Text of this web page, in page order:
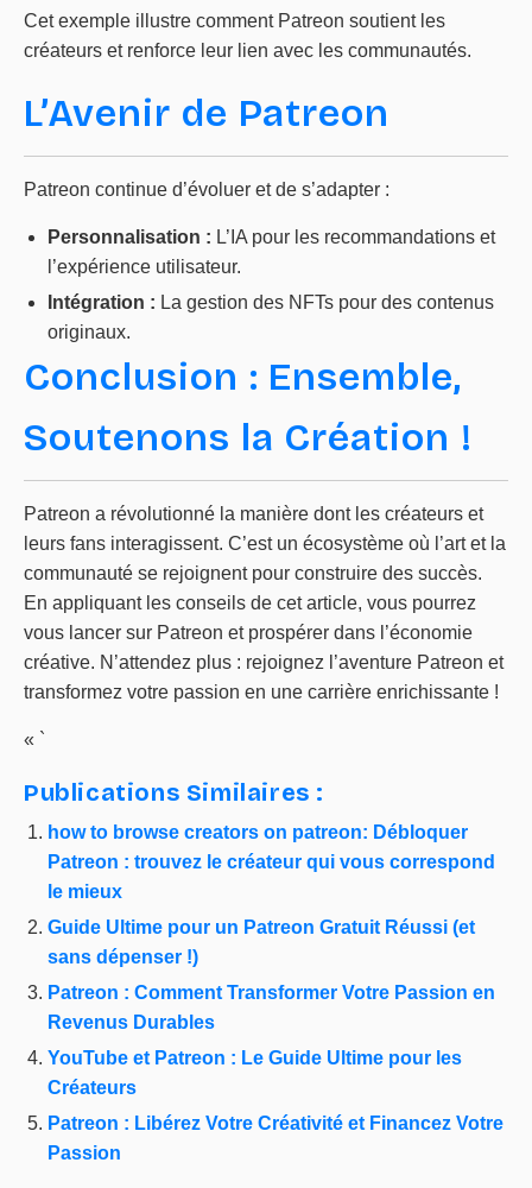
Cet exemple illustre comment Patreon soutient les
créateurs et renforce leur lien avec les communautés.
L’Avenir de Patreon
Patreon continue d’évoluer et de s’adapter :
Personnalisation : L’IA pour les recommandations et
l’expérience utilisateur.
Intégration : La gestion des NFTs pour des contenus
originaux.
Conclusion : Ensemble,
Soutenons la Création !
Patreon a révolutionné la manière dont les créateurs et
leurs fans interagissent. C’est un écosystème où l’art et la
communauté se rejoignent pour construire des succès.
En appliquant les conseils de cet article, vous pourrez
vous lancer sur Patreon et prospérer dans l’économie
créative. N’attendez plus : rejoignez l’aventure Patreon et
transformez votre passion en une carrière enrichissante !
« `
Publications Similaires :
how to browse creators on patreon: Débloquer
Patreon : trouvez le créateur qui vous correspond
le mieux
Guide Ultime pour un Patreon Gratuit Réussi (et
sans dépenser !)
Patreon : Comment Transformer Votre Passion en
Revenus Durables
YouTube et Patreon : Le Guide Ultime pour les
Créateurs
Patreon : Libérez Votre Créativité et Financez Votre
Passion